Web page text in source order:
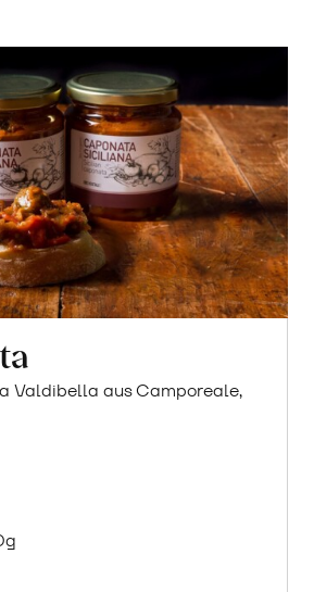
Valdibella aus Camporeale,